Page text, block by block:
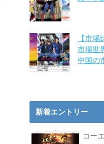
【市
市場世
中国の
新着エントリー
コー